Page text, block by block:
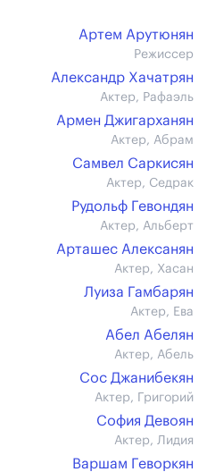
Артем Арутюнян
Режиссер
Александр Хачатрян
Актер, Рафаэль
Армен Джигарханян
Актер, Абрам
Самвел Саркисян
Актер, Седрак
Рудольф Гевондян
Актер, Альберт
Арташес Алексанян
Актер, Хасан
Луиза Гамбарян
Актер, Ева
Абел Абелян
Актер, Абель
Сос Джанибекян
Актер, Григорий
София Девоян
Актер, Лидия
Варшам Геворкян